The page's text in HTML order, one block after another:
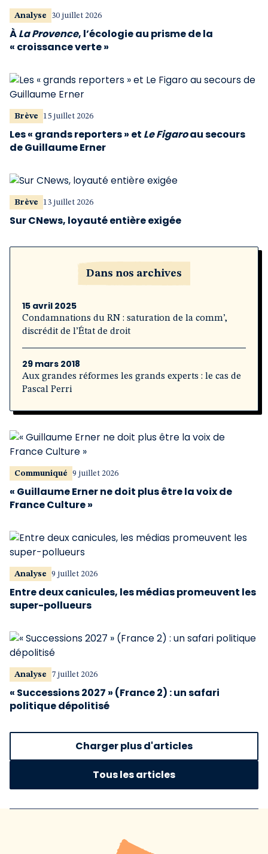
Analyse 30 juillet 2026
ÀLa Provence, l’écologie au prisme de la
« croissance verte »
Brève 15 juillet 2026
Les « grands reporters » et Le Figaroau secours
de Guillaume Erner
Brève 13 juillet 2026
Sur CNews, loyauté entière exigée
Dans nos archives
15 avril 2025
Condamnations du RN : saturation de la comm’,
discrédit de l’État de droit
29 mars 2018
Aux grandes réformes les grands experts : le cas de
Pascal Perri
Communiqué 9 juillet 2026
« Guillaume Erner ne doit plus être la voix de
France Culture »
Analyse 9 juillet 2026
Entre deux canicules, les médias promeuvent les
super-pollueurs
Analyse 7 juillet 2026
« Successions 2027 » (France 2) : un safari
politique dépolitisé
Charger plus d'articles
Tous les articles